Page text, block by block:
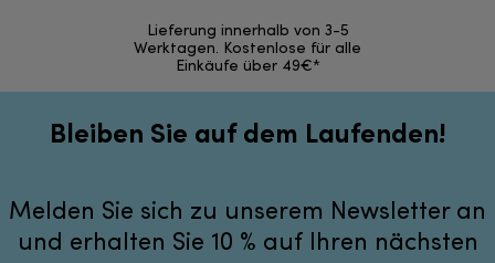
Lieferung innerhalb von 3-5
Werktagen. Kostenlose für alle
Einkäufe über 49€*
Bleiben Sie auf dem Laufenden!
Melden Sie sich zu unserem Newsletter an
und erhalten Sie 10 % auf Ihren nächsten